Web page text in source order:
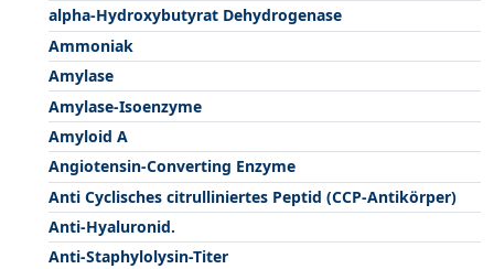
alpha-Hydroxybutyrat Dehydrogenase
Ammoniak
Amylase
Amylase-Isoenzyme
Amyloid A
Angiotensin-Converting Enzyme
Anti Cyclisches citrulliniertes Peptid (CCP-Antikörper)
Anti-Hyaluronid.
Anti-Staphylolysin-Titer